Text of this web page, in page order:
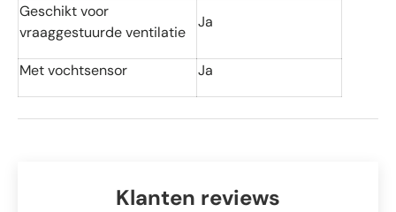
Geschikt voor
vraaggestuurde ventilatie
Ja
Met vochtsensor Ja
Klanten reviews